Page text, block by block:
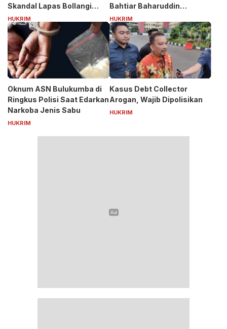
Skandal Lapas Bollangi
Siapa Puang ASS?
HUKRIM
Bahtiar Baharuddin
Tersangka Kasus Korupsi
Bibit Nanas Rp50 Miliar
HUKRIM
Oknum ASN Bulukumba di
Ringkus Polisi Saat Edarkan
Narkoba Jenis Sabu
HUKRIM
Kasus Debt Collector
Arogan, Wajib Dipolisikan
HUKRIM